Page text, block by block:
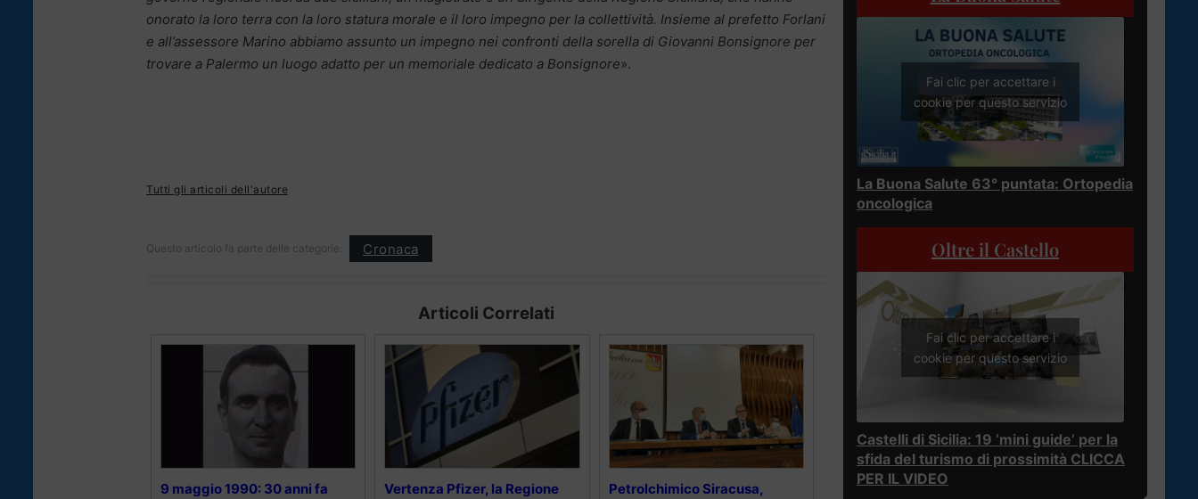
onorato la loro terra con la loro statura morale e il loro impegno per la collettività. Insieme al prefetto Forlani
e all’assessore Marino abbiamo assunto un impegno nei confronti della sorella di Giovanni Bonsignore per
trovare a Palermo un luogo adatto per un memoriale dedicato a Bonsignore».
Tutti gli articoli dell'autore
Questo articolo fa parte delle categorie: Cronaca
Articoli Correlati
9 maggio 1990: 30 anni fa
Vertenza Pfizer, la Regione
Petrolchimico Siracusa,
Fai clic per accettare i
cookie per questo servizio
La Buona Salute 63° puntata: Ortopedia
oncologica
Oltre il Castello
Fai clic per accettare i
cookie per questo servizio
Castelli di Sicilia: 19 ‘mini guide’ per la
sfida del turismo di prossimità CLICCA
PER IL VIDEO